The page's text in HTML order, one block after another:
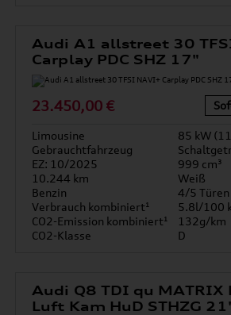
Audi A1 allstreet 30
Carplay PDC SHZ 17"
23.450,00 €
Limousine
85 kW
Gebrauchtfahrzeug
EZ: 10/2025
999 cm³
10.244 km
Weiß
Benzin
4/5 Türen
Verbrauch kombiniert¹
5.8l/100
CO2-Emission kombiniert¹
132g/km
CO2-Klasse
D
Audi Q8 TDI qu MATRIX
Luft Kam HuD STHZG